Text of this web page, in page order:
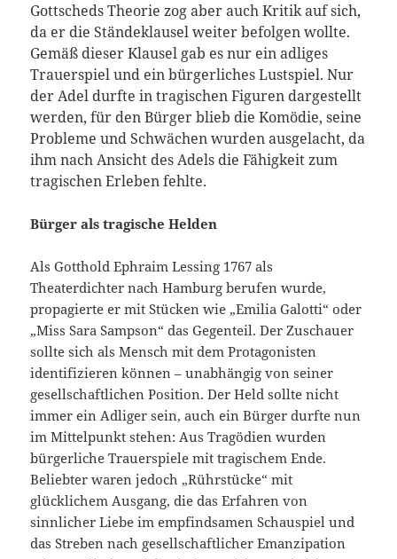
Gottscheds Theorie zog aber auch Kritik auf sich,
da er die Ständeklausel weiter befolgen wollte.
Gemäß dieser Klausel gab es nur ein adliges
Trauerspiel und ein bürgerliches Lustspiel. Nur
der Adel durfte in tragischen Figuren dargestellt
werden, für den Bürger blieb die Komödie, seine
Probleme und Schwächen wurden ausgelacht, da
ihm nach Ansicht des Adels die Fähigkeit zum
tragischen Erleben fehlte.
Bürger als tragische Helden
Als Gotthold Ephraim Lessing 1767 als
Theaterdichter nach Hamburg berufen wurde,
propagierte er mit Stücken wie „Emilia Galotti“ oder
„Miss Sara Sampson“ das Gegenteil. Der Zuschauer
sollte sich als Mensch mit dem Protagonisten
identifizieren können – unabhängig von seiner
gesellschaftlichen Position. Der Held sollte nicht
immer ein Adliger sein, auch ein Bürger durfte nun
im Mittelpunkt stehen: Aus Tragödien wurden
bürgerliche Trauerspiele mit tragischem Ende.
Beliebter waren jedoch „Rührstücke“ mit
glücklichem Ausgang, die das Erfahren von
sinnlicher Liebe im empfindsamen Schauspiel und
das Streben nach gesellschaftlicher Emanzipation